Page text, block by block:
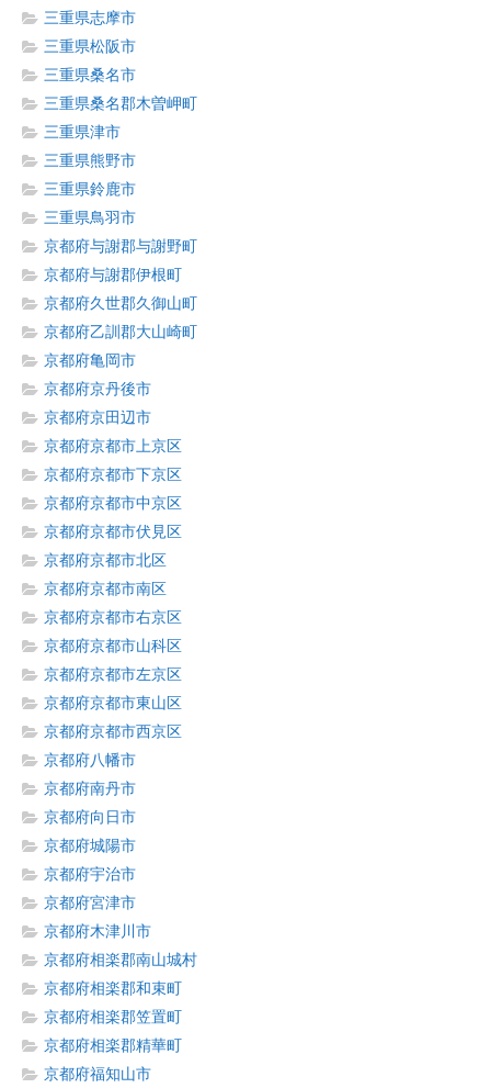
三重県志摩市
三重県松阪市
三重県桑名市
三重県桑名郡木曽岬町
三重県津市
三重県熊野市
三重県鈴鹿市
三重県鳥羽市
京都府与謝郡与謝野町
京都府与謝郡伊根町
京都府久世郡久御山町
京都府乙訓郡大山崎町
京都府亀岡市
京都府京丹後市
京都府京田辺市
京都府京都市上京区
京都府京都市下京区
京都府京都市中京区
京都府京都市伏見区
京都府京都市北区
京都府京都市南区
京都府京都市右京区
京都府京都市山科区
京都府京都市左京区
京都府京都市東山区
京都府京都市西京区
京都府八幡市
京都府南丹市
京都府向日市
京都府城陽市
京都府宇治市
京都府宮津市
京都府木津川市
京都府相楽郡南山城村
京都府相楽郡和束町
京都府相楽郡笠置町
京都府相楽郡精華町
京都府福知山市